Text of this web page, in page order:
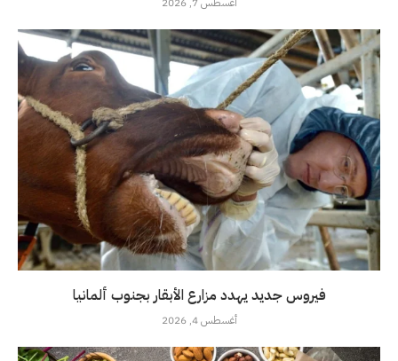
فيروس جديد يهدد مزارع الأبقار بجنوب ألمانيا
أغسطس 4, 2026